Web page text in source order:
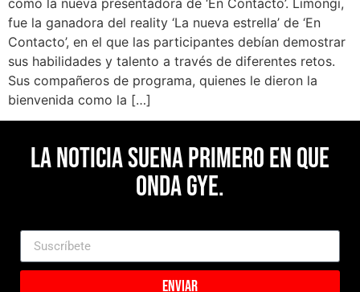
fue la ganadora del reality ‘La nueva estrella’ de ‘En
Contacto’, en el que las participantes debían demostrar
sus habilidades y talento a través de diferentes retos.
Sus compañeros de programa, quienes le dieron la
bienvenida como la […]
La noticia suena primero en Que
Onda Gye.
Enviar